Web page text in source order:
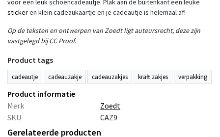
voor een leuk schoencadeautje. Plak aan de buitenkant een leuke
stickeren klein cadeaukaartje en je cadeautje is helemaal af!
Op de teksten en ontwerpen van Zoedt ligt auteursrecht, deze zijn
vastgelegd bij CC Proof.
Product tags
cadeautje cadeauzakje cadeauzakjes kraft zakjes verpakking
Product informatie
Merk
Zoedt
SKU
CAZ9
Gerelateerde producten